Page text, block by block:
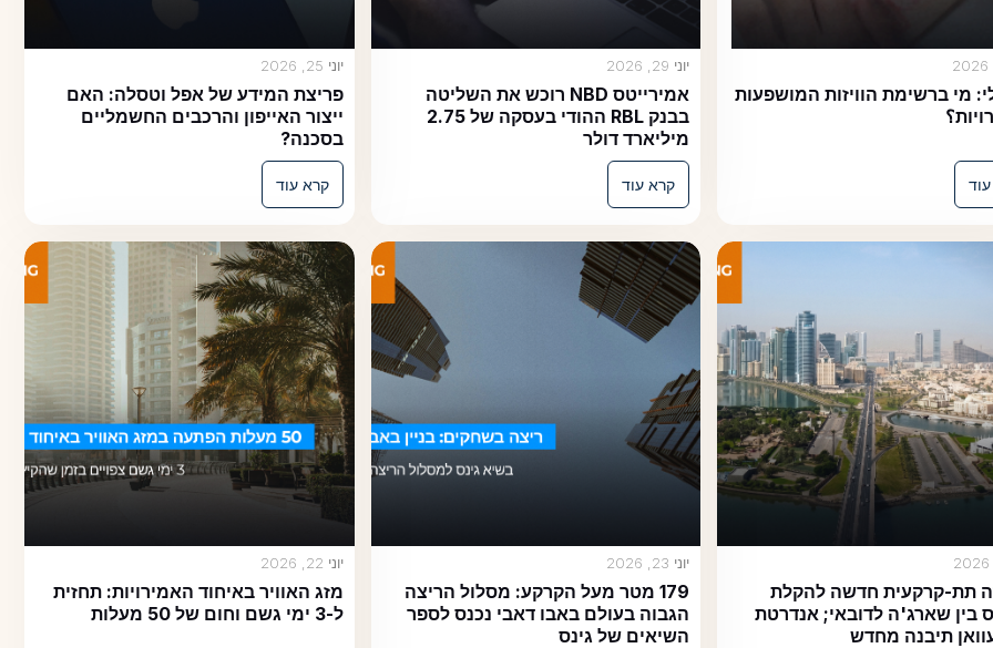
ברשימת הוויזות המושפעות
אמירייטס NBD רוכש את השליטה
בבנק RBL ההודי בעסקה של 2.75
מיליארד דולר
קרא עוד
פריצת המידע של אפל וטסלה: האם
ייצור האייפון והרכבים החשמליים
בסכנה?
קרא עוד
קרקעית חדשה להקלת
שארג'ה לדובאי; אנדרטת
תיבנה מחדש
179 מטר מעל הקרקע: מסלול הריצה
הגבוה בעולם באבו דאבי נכנס לספר
השיאים של גינס
מזג האוויר באיחוד האמירויות: תחזית